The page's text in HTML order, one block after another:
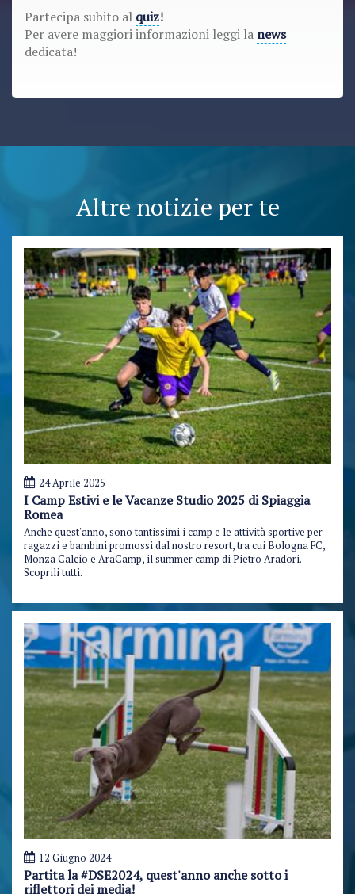
Partecipa subito al quiz!
Per avere maggiori informazioni leggi la news
dedicata!
Altre notizie per te
24 Aprile 2025
I Camp Estivi e le Vacanze Studio 2025 di Spiaggia
Romea
Anche quest'anno, sono tantissimi i camp e le attività sportive per
ragazzi e bambini promossi dal nostro resort, tra cui Bologna FC,
Monza Calcio e AraCamp, il summer camp di Pietro Aradori.
Scoprili tutti.
12 Giugno 2024
Partita la #DSE2024, quest'anno anche sotto i
riflettori dei media!